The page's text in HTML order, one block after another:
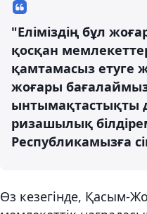
"Еліміздің бұл
қосқан
қамтамасыз етуге
жоғары
ынтымақтастықты
ризашылық
Республикамызға
Өз кезегінде, Қасым-